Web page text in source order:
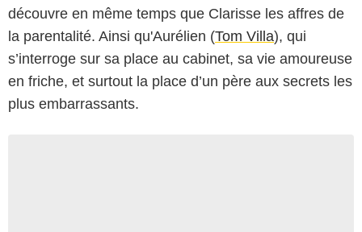
découvre en même temps que Clarisse les affres de
la parentalité. Ainsi qu'Aurélien (Tom Villa), qui
s’interroge sur sa place au cabinet, sa vie amoureuse
en friche, et surtout la place d’un père aux secrets les
plus embarrassants.